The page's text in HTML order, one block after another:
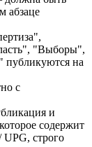
абзаце
"Выборы",
на
с
и
содержит
строго